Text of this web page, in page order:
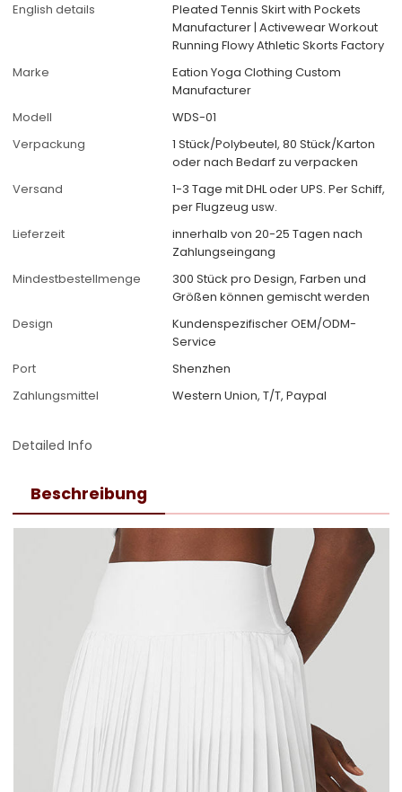
English details
Pleated Tennis Skirt with Pockets
Manufacturer | Activewear Workout
Running Flowy Athletic Skorts Factory
Marke
Eation Yoga Clothing Custom
Manufacturer
Modell
WDS-01
Verpackung
1 Stück/Polybeutel, 80 Stück/Karton
oder nach Bedarf zu verpacken
Versand
1-3 Tage mit DHL oder UPS. Per Schiff,
per Flugzeug usw.
Lieferzeit
innerhalb von 20-25 Tagen nach
Zahlungseingang
Mindestbestellmenge
300 Stück pro Design, Farben und
Größen können gemischt werden
Design
Kundenspezifischer OEM/ODM-
Service
Port
Shenzhen
Zahlungsmittel
Western Union, T/T, Paypal
Detailed Info
Beschreibung